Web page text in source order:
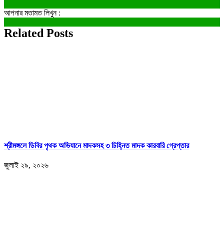
আপনার মতামত লিখুন :
Related Posts
শ্রীমঙ্গলে ডিবির পৃথক অভিযানে মাদকসহ ৩ চিহ্নিত মাদক কারবারি গ্রেপ্তার
জুলাই ২৯, ২০২৬